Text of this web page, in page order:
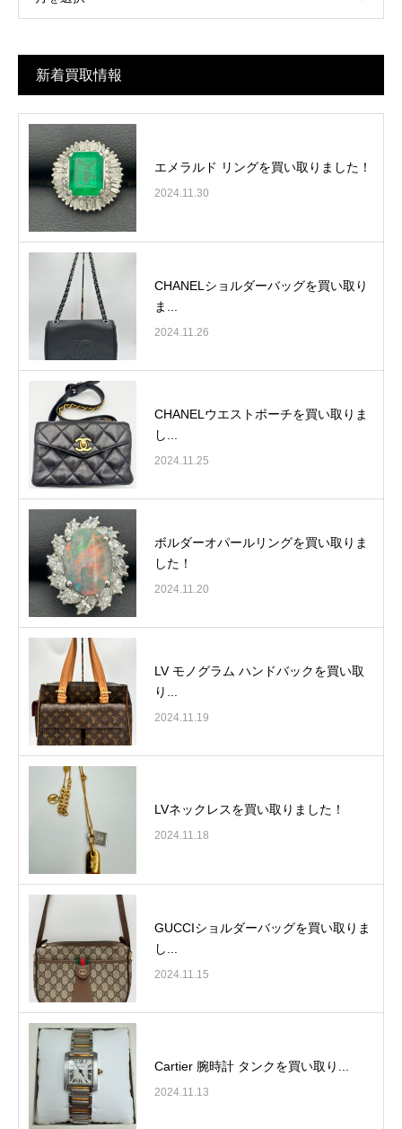
新着買取情報
エメラルド リングを買い取りました！
2024.11.30
CHANELショルダーバッグを買い取り
ま...
2024.11.26
CHANELウエストポーチを買い取りま
し...
2024.11.25
ボルダーオパールリングを買い取りま
した！
2024.11.20
LV モノグラム ハンドバックを買い取
り...
2024.11.19
LVネックレスを買い取りました！
2024.11.18
GUCCIショルダーバッグを買い取りま
し...
2024.11.15
Cartier 腕時計 タンクを買い取り...
2024.11.13